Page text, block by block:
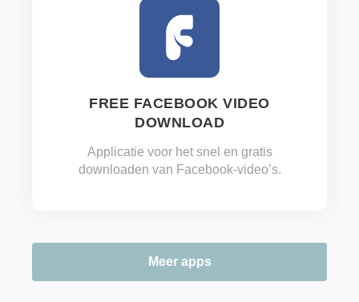
FREE FACEBOOK VIDEO
DOWNLOAD
Applicatie voor het snel en gratis
downloaden van Facebook-video’s.
Meer apps